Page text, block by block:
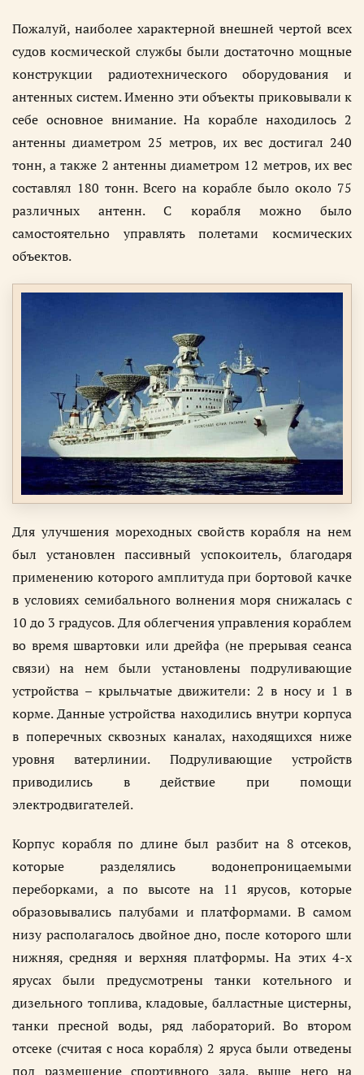
Пожалуй, наиболее характерной внешней чертой всех
судов космической службы были достаточно мощные
конструкции радиотехнического оборудования и
антенных систем. Именно эти объекты приковывали к
себе основное внимание. На корабле находилось 2
антенны диаметром 25 метров, их вес достигал 240
тонн, а также 2 антенны диаметром 12 метров, их вес
составлял 180 тонн. Всего на корабле было около 75
различных антенн. С корабля можно было
самостоятельно управлять полетами космических
объектов.
Для улучшения мореходных свойств корабля на нем
был установлен пассивный успокоитель, благодаря
применению которого амплитуда при бортовой качке
в условиях семибального волнения моря снижалась с
10 до 3 градусов. Для облегчения управления кораблем
во время швартовки или дрейфа (не прерывая сеанса
связи) на нем были установлены подруливающие
устройства – крыльчатые движители: 2 в носу и 1 в
корме. Данные устройства находились внутри корпуса
в поперечных сквозных каналах, находящихся ниже
уровня ватерлинии. Подруливающие устройств
приводились в действие при помощи
электродвигателей.
Корпус корабля по длине был разбит на 8 отсеков,
которые разделялись водонепроницаемыми
переборками, а по высоте на 11 ярусов, которые
образовывались палубами и платформами. В самом
низу располагалось двойное дно, после которого шли
нижняя, средняя и верхняя платформы. На этих 4-х
ярусах были предусмотрены танки котельного и
дизельного топлива, кладовые, балластные цистерны,
танки пресной воды, ряд лабораторий. Во втором
отсеке (считая с носа корабля) 2 яруса были отведены
под размещение спортивного зала, выше него на